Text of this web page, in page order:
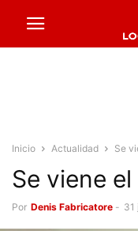
Inicio Actualidad Se
Se viene
Por Denis Fabricatore - 31